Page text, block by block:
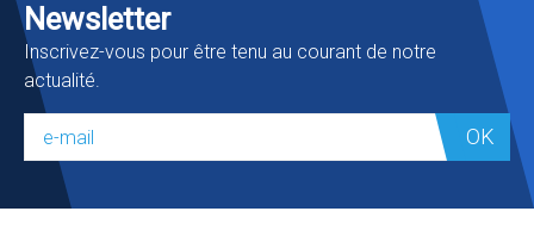
Newsletter
Inscrivez-vous pour être tenu au courant de notre
actualité.
OK